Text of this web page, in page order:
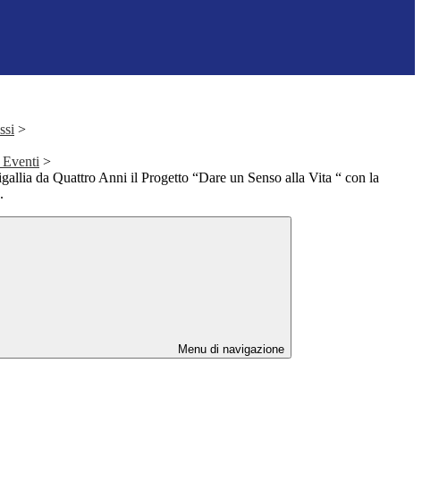
>
>
da Quattro Anni il Progetto “Dare un Senso alla Vita “ con la
Menu di navigazione